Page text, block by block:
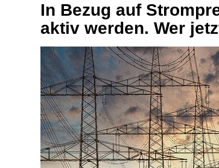
In Bezug auf
aktiv werden. Wer